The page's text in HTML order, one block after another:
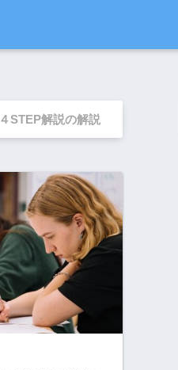
４STEP解説の解説